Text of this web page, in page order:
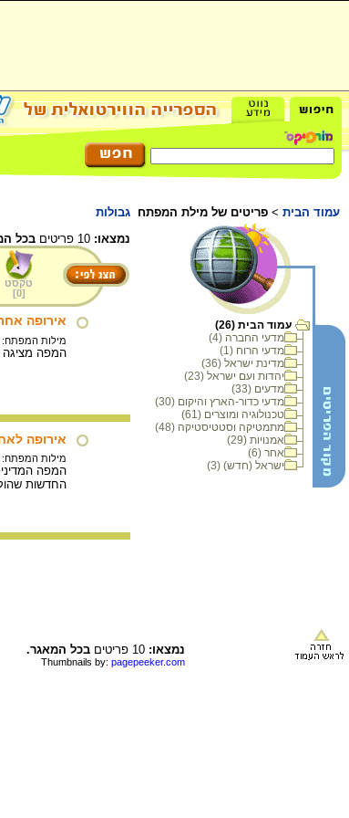
עמוד הבית > פריטים של מילת המפתח גבולות
עמוד הבית (26)
מדעי החברה (4)
מדעי הרוח (1)
מדינת ישראל (36)
יהדות ועם ישראל (23)
מדעים (33)
מדעי כדור-הארץ והיקום (30)
טכנולוגיה ומוצרים (61)
מתמטיקה וסטטיסטיקה (48)
אמנויות (29)
אחר (6)
ישראל (חדש) (3)
נמצאו:
בכל
טקסט
[
0
]
אירופה אחרי
מילות המפתח:
המפה מציגה
אירופה
מילות המפתח:
החדשות
נמצאו:
בכל המאגר.
Thumbnails by: pagepeeker.com